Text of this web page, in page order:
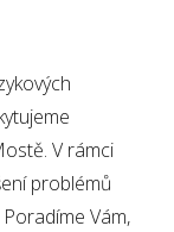
V rámci
problémů
Vám,